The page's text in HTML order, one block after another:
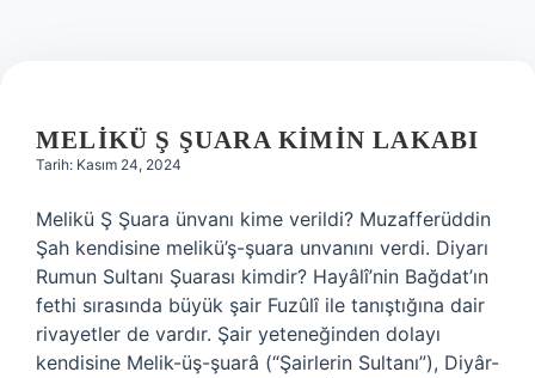
MELIKÜ Ş ŞUARA KIMIN LAKABI
Tarih: Kasım 24, 2024
Melikü Ş Şuara ünvanı kime verildi? Muzafferüddin
Şah kendisine melikü’ş-şuara unvanını verdi. Diyarı
Rumun Sultanı Şuarası kimdir? Hayâlî’nin Bağdat’ın
fethi sırasında büyük şair Fuzûlî ile tanıştığına dair
rivayetler de vardır. Şair yeteneğinden dolayı
kendisine Melik-üş-şuarâ (“Şairlerin Sultanı”), Diyâr-